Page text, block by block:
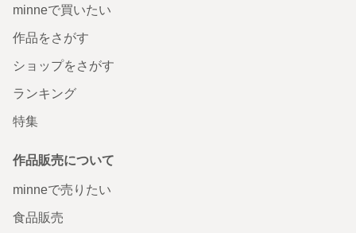
minneで買いたい
作品をさがす
ショップをさがす
ランキング
特集
作品販売について
minneで売りたい
食品販売